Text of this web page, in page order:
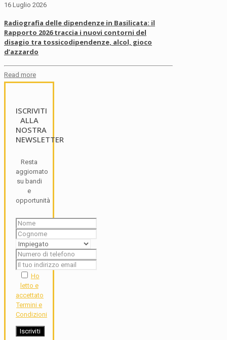
16 Luglio 2026
Radiografia delle dipendenze in Basilicata: il
Rapporto 2026 traccia i nuovi contorni del
disagio tra tossicodipendenze, alcol, gioco
d’azzardo
Read more
ISCRIVITI
ALLA
NOSTRA
NEWSLETTER
Resta
aggiornato
su bandi
e
opportunità
Ho
letto e
accettato
Termini e
Condizioni